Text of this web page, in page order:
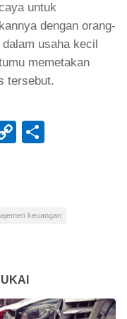
untuk
dengan orang-
usaha kecil
memetakan
tersebut.
Copy
keuangan